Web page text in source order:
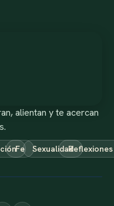
alientan y te acercan
Fe SexualidadReflexiones